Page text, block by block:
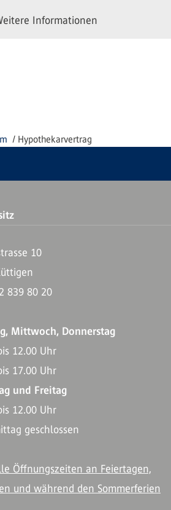
Informationen
Hypothekarvertrag
10
839 80 20
Mittwoch, Donnerstag
12.00 Uhr
17.00 Uhr
und Freitag
12.00 Uhr
geschlossen
Öffnungszeiten an Feiertagen,
und während den Sommerferien